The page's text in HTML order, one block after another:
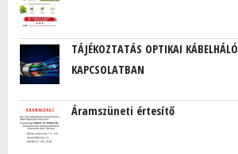
TÁJÉKOZTATÁS OPTIKAI
KAPCSOLATBAN
Áramszüneti értesítő